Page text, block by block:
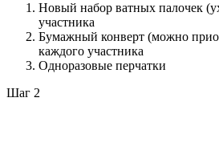
Новый набор ватных палочек
участника
Бумажный конверт (можно
каждого участника
Одноразовые перчатки
Шаг 2